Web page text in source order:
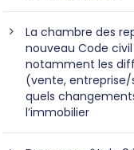
La chambre des
nouveau Code
notamment les
(vente,
quels
l’immobilier